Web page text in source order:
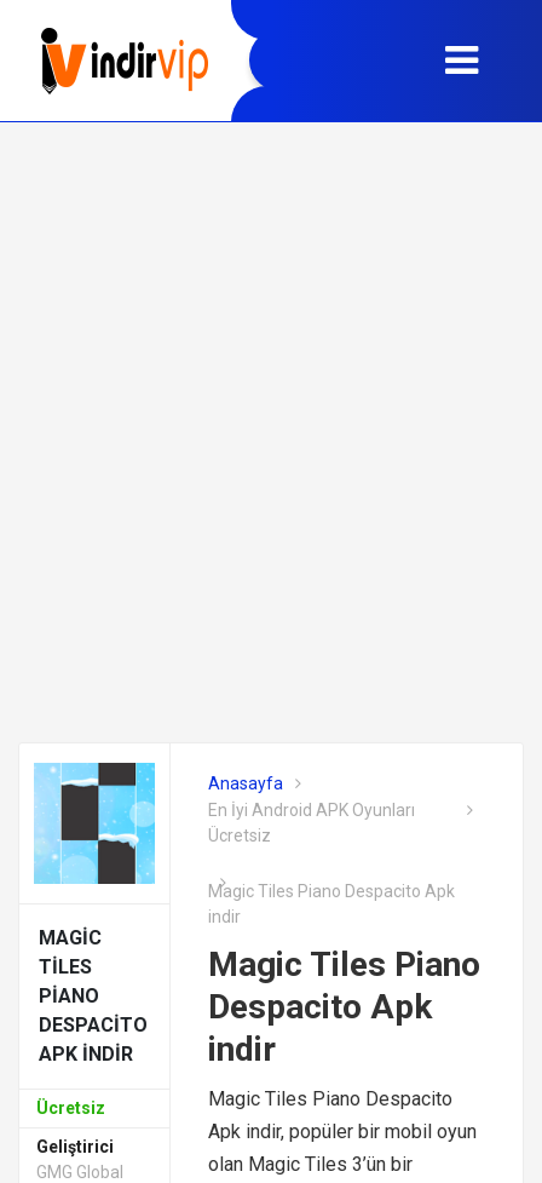
MAGIC
TILES
PIANO
DESPACITO
APK INDIR
Ücretsiz
Geliştirici
GMG Global
Anasayfa
En İyi Android APK Oyunları
Ücretsiz
Magic Tiles Piano Despacito Apk
indir
Magic Tiles Piano
Despacito Apk
indir
Magic Tiles Piano Despacito
Apk indir, popüler bir mobil oyun
olan Magic Tiles 3’ün bir